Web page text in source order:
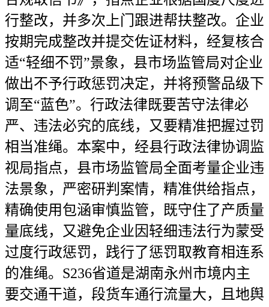
行整改，并多次上门跟进帮扶整改。企业
按期完成整改并提交佐证材料，经复核合
适“轻细不罚”景象，县市场监管局对企业
做出不予行政惩罚决定，并将预警品级下
调至“蓝色”。行政法律既要苦守法律必
严、违法必究的底线，又要精准把握过罚
相当准绳。本案中，经县行政法律协调监
视局指点，县市场监管局全面考量企业违
法景象，严密研判案情，精准供给指点，
精确使用包涵审慎监管，既守住了产质量
量底线，又避免企业因轻细违法行为蒙受
过度行政惩罚，践行了惩罚取教育相连系
的准绳。S236省道是湖南永州市境内主
要交通干道，段货车通行流量大，且地舆